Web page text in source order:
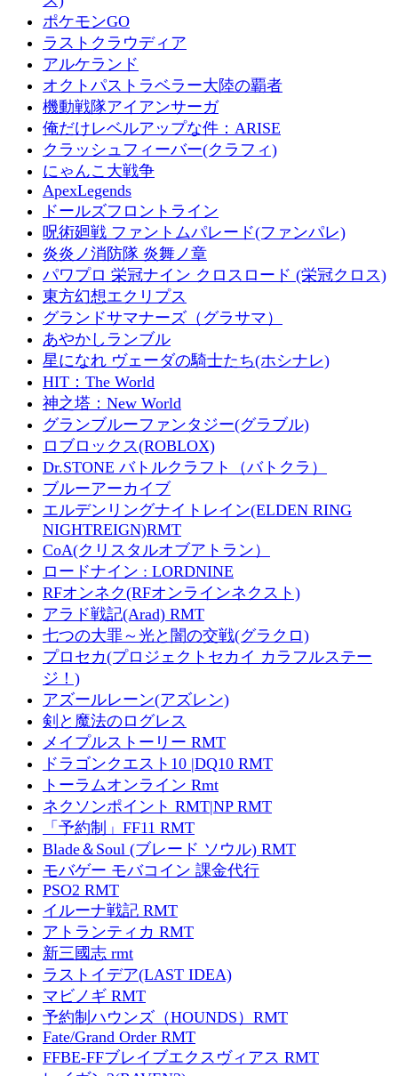
ポケモンGO
ラストクラウディア
アルケランド
オクトパストラベラー大陸の覇者
機動戦隊アイアンサーガ
俺だけレベルアップな件：ARISE
クラッシュフィーバー(クラフィ)
にゃんこ大戦争
ApexLegends
ドールズフロントライン
呪術廻戦 ファントムパレード(ファンパレ)
炎炎ノ消防隊 炎舞ノ章
パワプロ 栄冠ナイン クロスロード (栄冠クロス)
東方幻想エクリプス
グランドサマナーズ（グラサマ）
あやかしランブル
星になれ ヴェーダの騎士たち(ホシナレ)
HIT：The World
神之塔：New World
グランブルーファンタジー(グラブル)
ロブロックス(ROBLOX)
Dr.STONE バトルクラフト（バトクラ）
ブルーアーカイブ
エルデンリングナイトレイン(ELDEN RING
NIGHTREIGN)RMT
CoA(クリスタルオブアトラン）
ロードナイン : LORDNINE
RFオンネク(RFオンラインネクスト)
アラド戦記(Arad) RMT
七つの大罪～光と闇の交戦(グラクロ)
プロセカ(プロジェクトセカイ カラフルステー
ジ！)
アズールレーン(アズレン)
剣と魔法のログレス
メイプルストーリー RMT
ドラゴンクエスト10 |DQ10 RMT
トーラムオンライン Rmt
ネクソンポイント RMT|NP RMT
「予約制」FF11 RMT
Blade＆Soul (ブレード ソウル) RMT
モバゲー モバコイン 課金代行
PSO2 RMT
イルーナ戦記 RMT
アトランティカ RMT
新三國志 rmt
ラストイデア(LAST IDEA)
マビノギ RMT
予約制ハウンズ（HOUNDS）RMT
Fate/Grand Order RMT
FFBE-FFブレイブエクスヴィアス RMT